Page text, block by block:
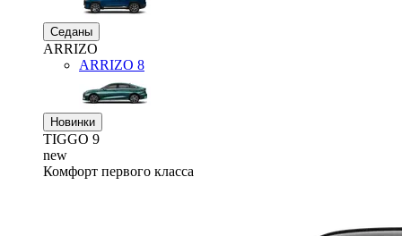
Седаны
ARRIZO
ARRIZO 8
Новинки
TIGGO 9
new
Комфорт первого класса